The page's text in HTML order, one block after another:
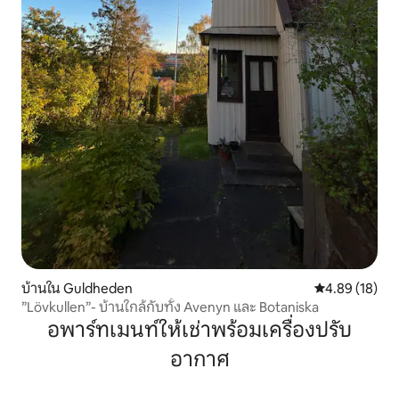
บ้านใน Guldheden คะแนนเฉลี่ย
4.89 (18)
”Lövkullen”- บ้านใกล้กับทั้ง Avenyn และ Botaniska
อพาร์ทเมนท์ให้เช่าพร้อมเครื่องปรับ
อากาศ